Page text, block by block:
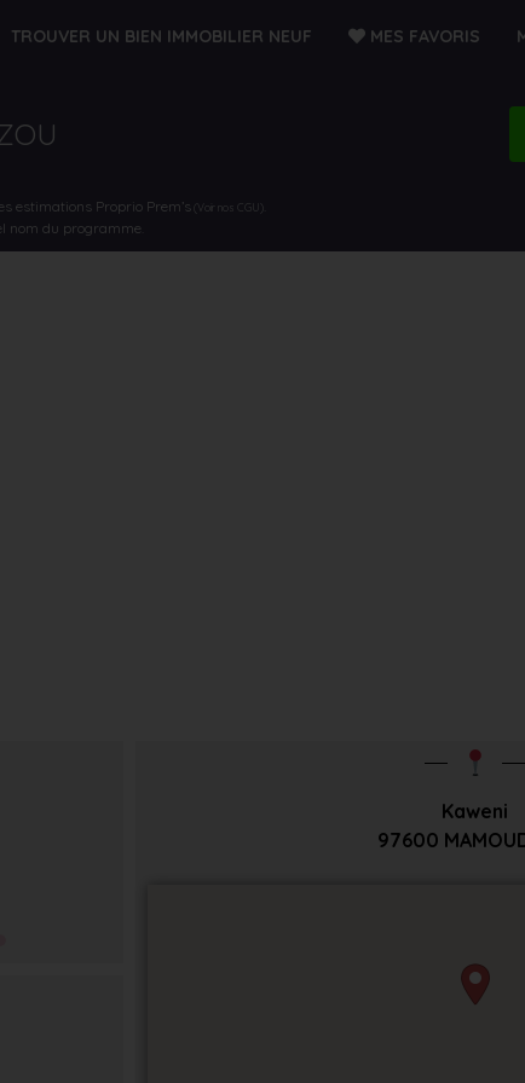
TROUVER UN BIEN IMMOBILIER NEUF MES FAVORIS
estimations Proprio Prem’s (Voir nos CGU)
nom du programme.
Kaweni
97600